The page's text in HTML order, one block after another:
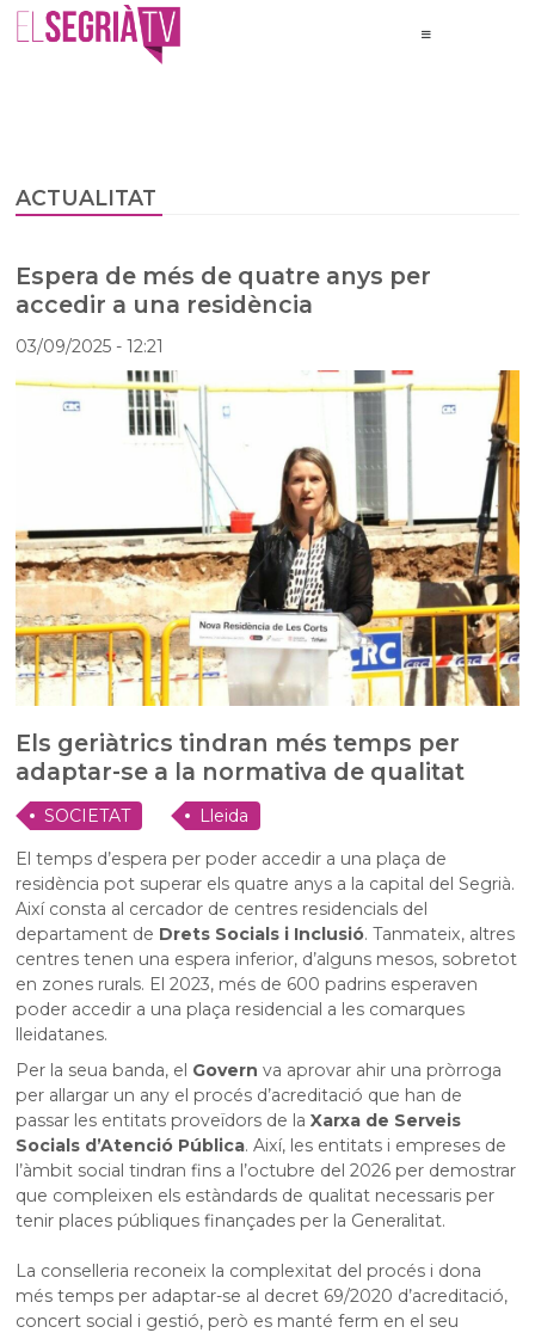
ACTUALITAT
Espera de més de quatre anys per
accedir a una residència
03/09/2025- 12:21
Els geriàtrics tindran més temps per
adaptar-se a la normativa de qualitat
SOCIETAT
Lleida
El temps d’espera per poder accedir a una plaça de
residència pot superar els quatre anys a la capital del Segrià.
Així consta al cercador de centres residencials del
departament de Drets Socials i Inclusió. Tanmateix, altres
centres tenen una espera inferior, d’alguns mesos, sobretot
en zones rurals. El 2023, més de 600 padrins esperaven
poder accedir a una plaça residencial a les comarques
lleidatanes.
Per la seua banda, el Govern va aprovar ahir una pròrroga
per allargar un any el procés d’acreditació que han de
passar les entitats proveïdors de laXarxa de Serveis
Socials d’Atenció Pública. Així, les entitats i empreses de
l’àmbit social tindran fins a l’octubre del 2026 per demostrar
que compleixen els estàndards de qualitat necessaris per
tenir places públiques finançades per la Generalitat.
La conselleria reconeix la complexitat del procés i dona
més temps per adaptar-se al decret 69/2020 d’acreditació,
concert social i gestió, però es manté ferm en el seu